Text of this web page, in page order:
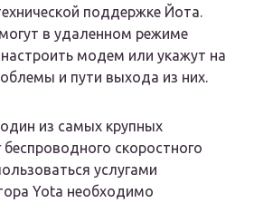
поддержке Йота.
в удаленном режиме
модем или укажут на
и пути выхода из них.
из самых крупных
скоростного
услугами
Yota необходимо